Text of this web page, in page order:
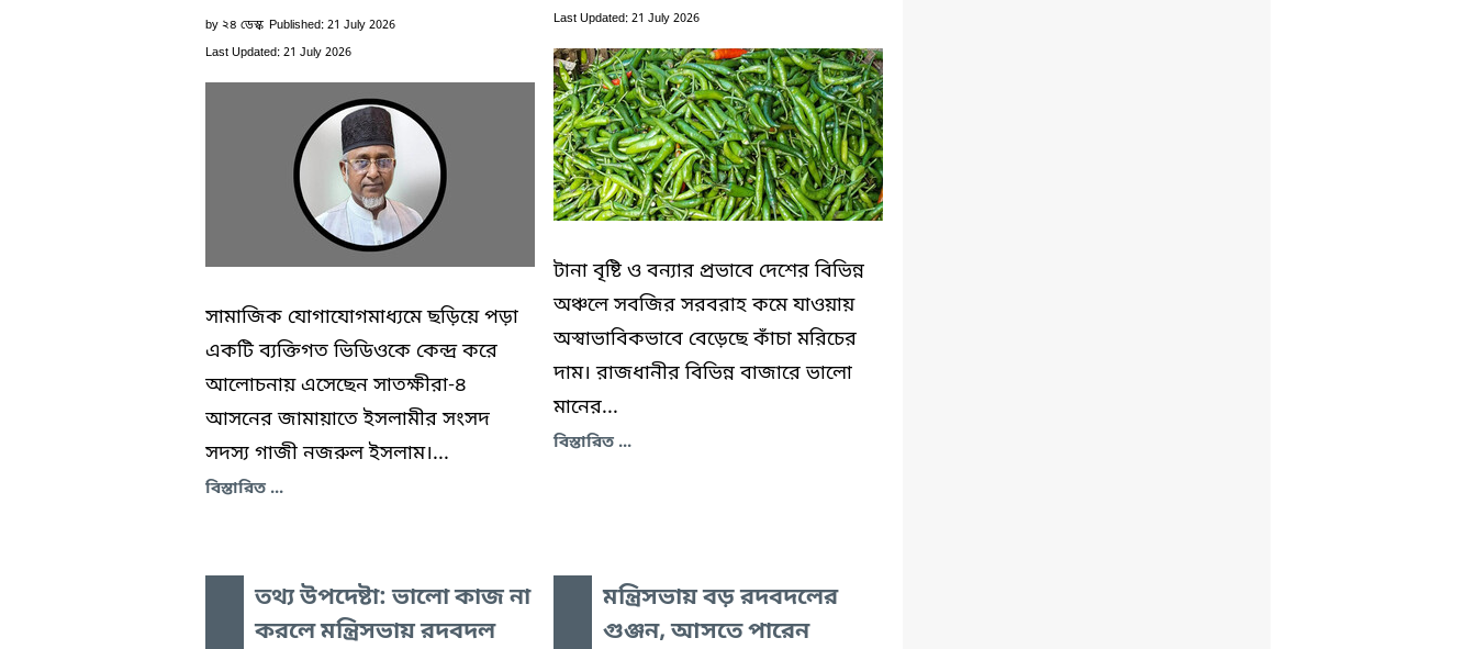
by ২৪ ডেস্ক Published: 21 July 2026
Last Updated: 21 July 2026
সামাজিক যোগাযোগমাধ্যমে ছড়িয়ে পড়া
একটি ব্যক্তিগত ভিডিওকে কেন্দ্র করে
আলোচনায় এসেছেন সাতক্ষীরা-৪
আসনের জামায়াতে ইসলামীর সংসদ
সদস্য গাজী নজরুল ইসলাম।...
বিস্তারিত ...
Last Updated: 21 July 2026
টানা বৃষ্টি ও বন্যার প্রভাবে দেশের বিভিন্ন
অঞ্চলে সবজির সরবরাহ কমে যাওয়ায়
অস্বাভাবিকভাবে বেড়েছে কাঁচা মরিচের
দাম। রাজধানীর বিভিন্ন বাজারে ভালো
মানের...
বিস্তারিত ...
তথ্য উপদেষ্টা: ভালো কাজ না
করলে মন্ত্রিসভায় রদবদল
মন্ত্রিসভায় বড় রদবদলের
গুঞ্জন, আসতে পারেন